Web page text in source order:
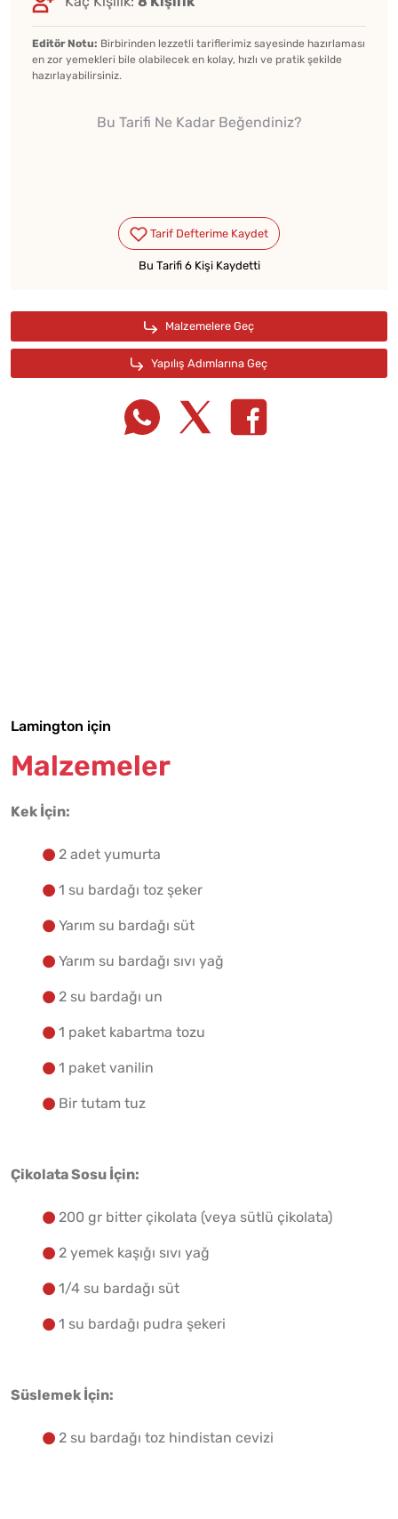
Editör Notu: Birbirinden lezzetli tariflerimiz sayesinde hazırlaması
en zor yemekleri bile olabilecek en kolay, hızlı ve pratik şekilde
hazırlayabilirsiniz.
Bu Tarifi Ne Kadar Beğendiniz?
Bu Tarifi 6 Kişi Kaydetti
Lamington için
Malzemeler
Kek İçin:
2 adet yumurta
1 su bardağı toz şeker
Yarım su bardağı süt
Yarım su bardağı sıvı yağ
2 su bardağı un
1 paket kabartma tozu
1 paket vanilin
Bir tutam tuz
Çikolata Sosu İçin:
200 gr bitter çikolata (veya sütlü çikolata)
2 yemek kaşığı sıvı yağ
1/4 su bardağı süt
1 su bardağı pudra şekeri
Süslemek İçin:
2 su bardağı toz hindistan cevizi